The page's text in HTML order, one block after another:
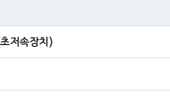
저속장치)